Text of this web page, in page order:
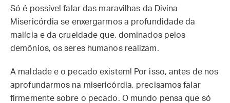
Só é possível falar das maravilhas da Divina
Misericórdia se enxergarmos a profundidade da
malícia e da crueldade que, dominados pelos
demônios, os seres humanos realizam.
A maldade e o pecado existem! Por isso, antes de nos
aprofundarmos na misericórdia, precisamos falar
firmemente sobre o pecado. O mundo pensa que só